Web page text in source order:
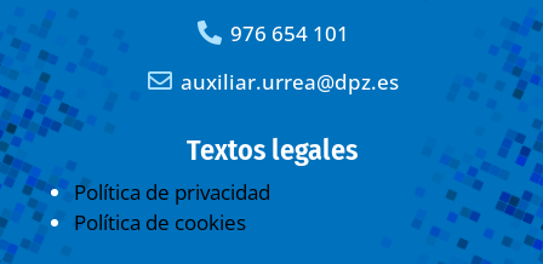
976 654 101
auxiliar.urrea@dpz.es
Textos legales
Política de privacidad
Política de cookies